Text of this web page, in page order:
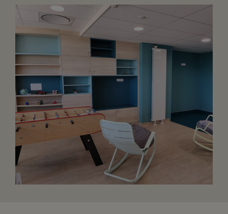
FAIRE UN DON
ASSURANCE VIE/LEGS
ESPACE PRESSE
JE DEVIENS
BÉNÉVOLE
DEVENIR
UN PETIT PRINCE